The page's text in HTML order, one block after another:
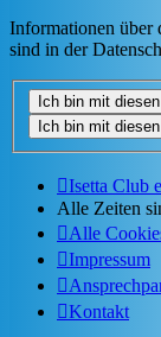
Informationen über
sind in der
Isetta Club
Alle Zeiten
Alle
Impressum
Kontakt